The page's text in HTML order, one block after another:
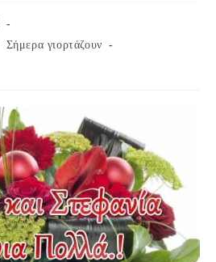
Σήμερα γιορτάζουν